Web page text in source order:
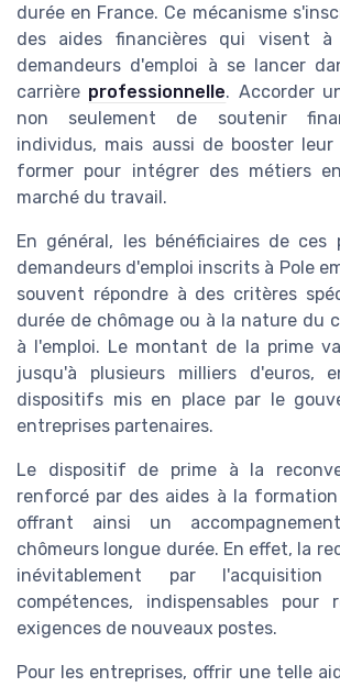
durée en France. Ce mécanisme
des aides financières qui visent à
demandeurs d'emploi à se lancer
carrière professionnelle. Accorder
non seulement de soutenir
individus, mais aussi de booster
former pour intégrer des métiers
marché du travail.
En général, les bénéficiaires de ces
demandeurs d'emploi inscrits à Pole
souvent répondre à des critères
durée de chômage ou à la nature du
à l'emploi. Le montant de la prime
jusqu'à plusieurs milliers d'euros,
dispositifs mis en place par le
entreprises partenaires.
Le dispositif de prime à la
renforcé par des aides à la
offrant ainsi un
chômeurs longue durée. En effet, la
inévitablement par
compétences, indispensables pour
exigences de nouveaux postes.
Pour les entreprises, offrir une telle